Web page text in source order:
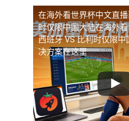
在海外看世界杯中文直播
时仅限中国大陆在海外
西班牙 VS 比利时仅限
决方案在这里